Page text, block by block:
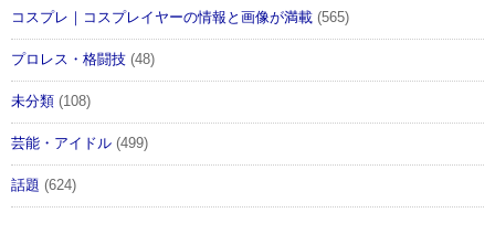
コスプレ｜コスプレイヤーの情報と画像が満載 (565)
プロレス・格闘技 (48)
未分類 (108)
芸能・アイドル (499)
話題 (624)